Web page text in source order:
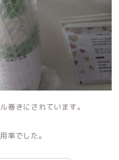
巻きにされています。
率でした。